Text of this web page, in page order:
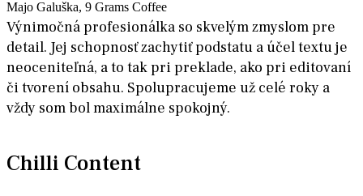
Majo Galuška, 9 Grams Coffee
Výnimočná profesionálka so skvelým zmyslom pre
detail. Jej schopnosť zachytiť podstatu a účel textu je
neoceniteľná, a to tak pri preklade, ako pri editovaní
či tvorení obsahu. Spolupracujeme už celé roky a
vždy som bol maximálne spokojný.
Chilli Content